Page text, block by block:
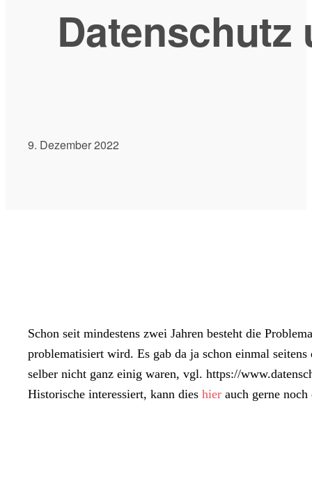
Datenschutz
9. Dezember 2022
Schon seit mindestens zwei Jahren besteht die
problematisiert wird. Es gab da ja schon einmal
selber nicht ganz einig waren, vgl. https://
Historische interessiert, kann dies hier auch gerne